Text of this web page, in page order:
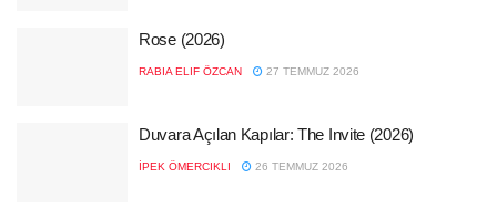
Rose (2026)
RABIA ELIF ÖZCAN 27 TEMMUZ 2026
Duvara Açılan Kapılar: The Invite (2026)
İPEK ÖMERCIKLI 26 TEMMUZ 2026